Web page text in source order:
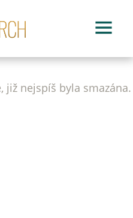
již nejspíš byla smazána.